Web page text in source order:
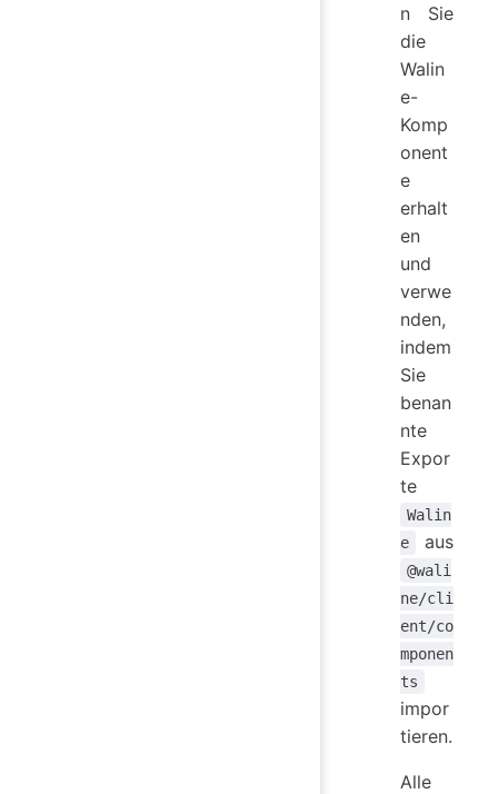
n Sie
die
Walin
e-
Komp
onent
e
erhalt
en
und
verwe
nden,
indem
Sie
benan
nte
Expor
te
Walin
e
aus
@wali
ne/cli
ent/co
mponen
ts
impor
tieren.
Alle